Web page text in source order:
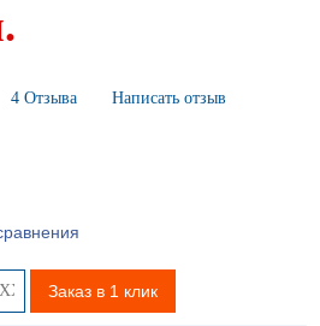
4 Отзыва Написать отзыв
Заказ в 1 клик